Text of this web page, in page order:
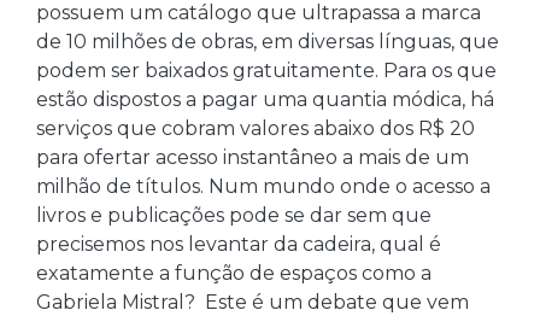
possuem um catálogo que ultrapassa a marca
de 10 milhões de obras, em diversas línguas, que
podem ser baixados gratuitamente. Para os que
estão dispostos a pagar uma quantia módica, há
serviços que cobram valores abaixo dos R$ 20
para ofertar acesso instantâneo a mais de um
milhão de títulos. Num mundo onde o acesso a
livros e publicações pode se dar sem que
precisemos nos levantar da cadeira, qual é
exatamente a função de espaços como a
Gabriela Mistral? Este é um debate que vem